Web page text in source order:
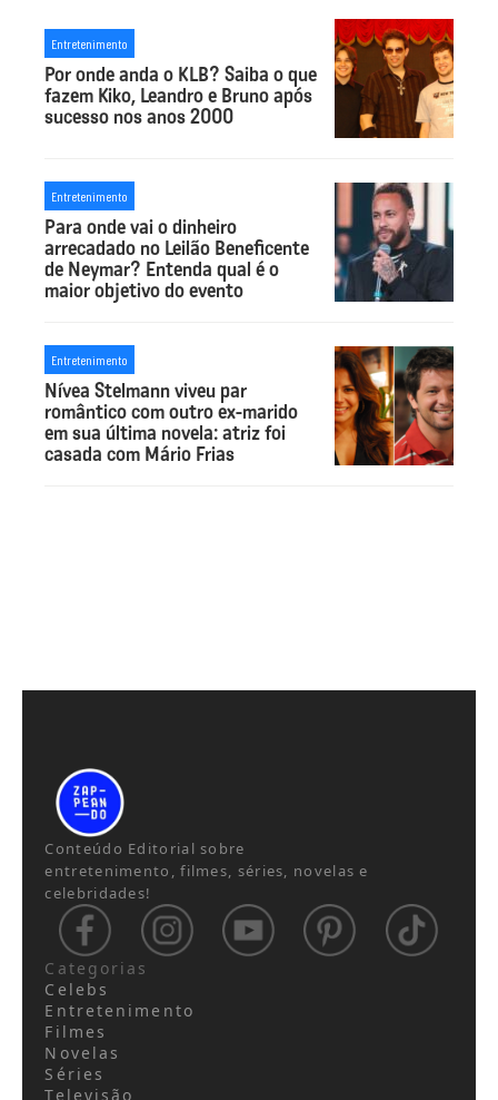
Entretenimento
Por onde anda o KLB? Saiba o que
fazem Kiko, Leandro e Bruno após
sucesso nos anos 2000
Entretenimento
Para onde vai o dinheiro
arrecadado no Leilão Beneficente
de Neymar? Entenda qual é o
maior objetivo do evento
Entretenimento
Nívea Stelmann viveu par
romântico com outro ex-marido
em sua última novela: atriz foi
casada com Mário Frias
Conteúdo Editorial sobre
entretenimento, filmes, séries, novelas e
celebridades!
Categorias
Celebs
Entretenimento
Filmes
Novelas
Séries
Televisão